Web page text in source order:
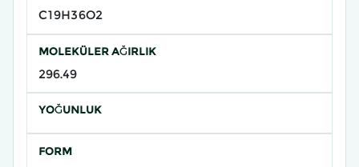
C19H36O2
MOLEKÜLER AĞIRLIK
296.49
YOĞUNLUK
FORM